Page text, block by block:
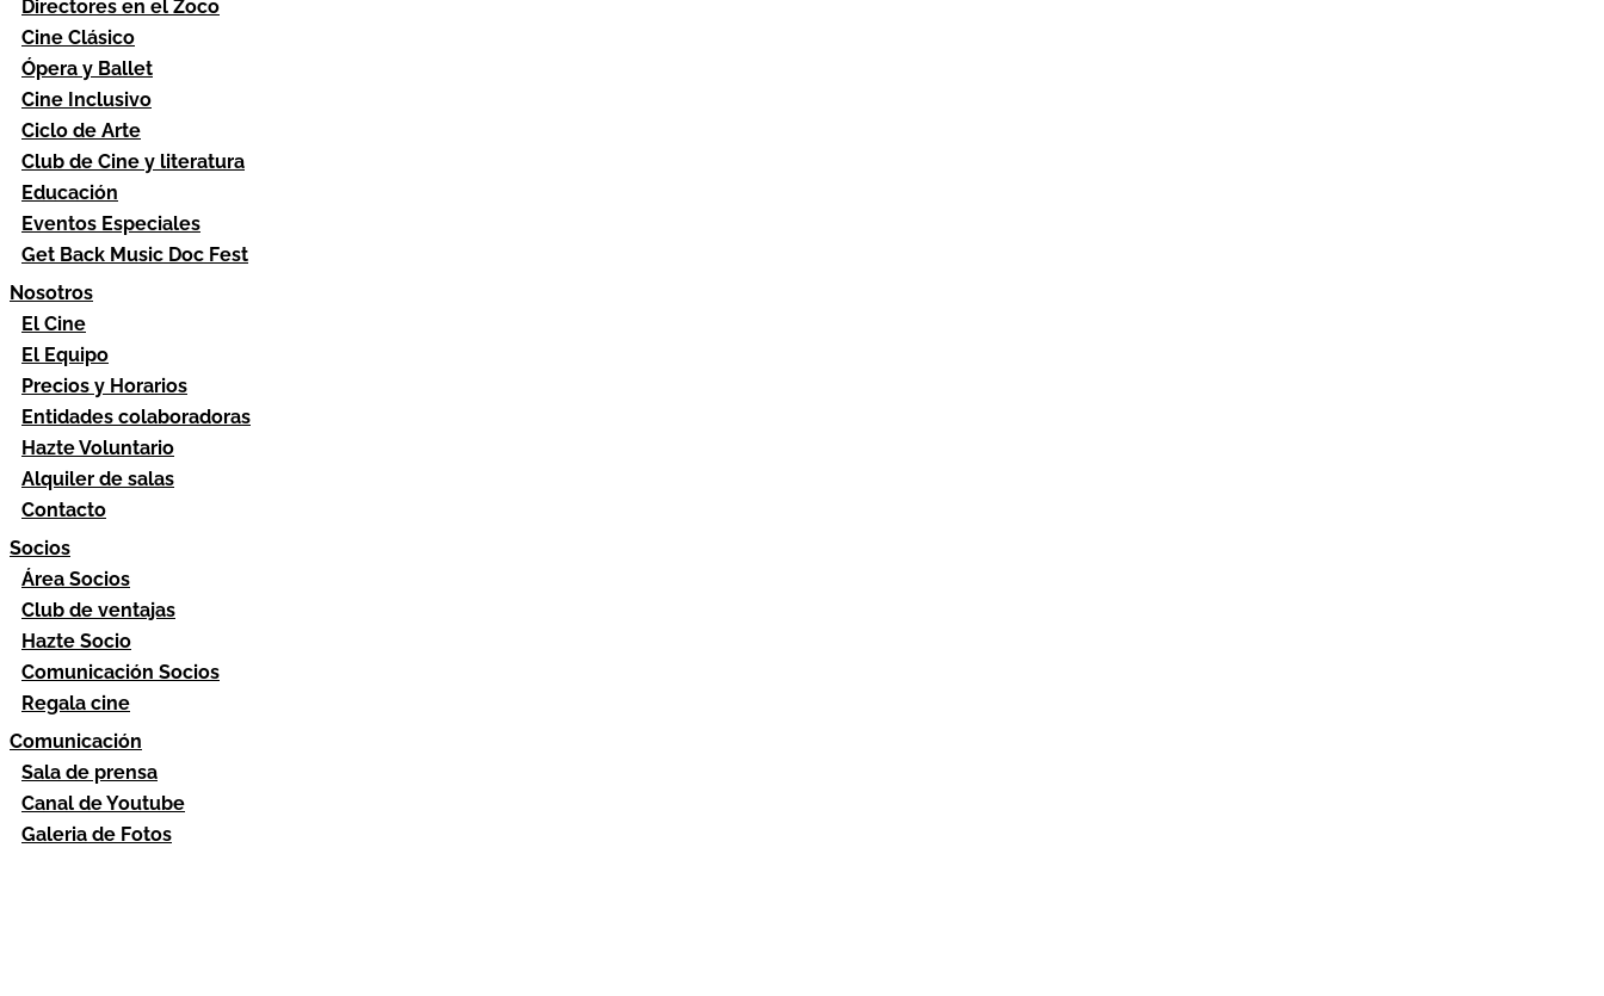
Directores en el Zoco
Cine Clásico
Ópera y Ballet
Cine Inclusivo
Ciclo de Arte
Club de Cine y literatura
Educación
Eventos Especiales
Get Back Music Doc Fest
Nosotros
El Cine
El Equipo
Precios y Horarios
Entidades colaboradoras
Hazte Voluntario
Alquiler de salas
Contacto
Socios
Área Socios
Club de ventajas
Hazte Socio
Comunicación Socios
Regala cine
Comunicación
Sala de prensa
Canal de Youtube
Galeria de Fotos